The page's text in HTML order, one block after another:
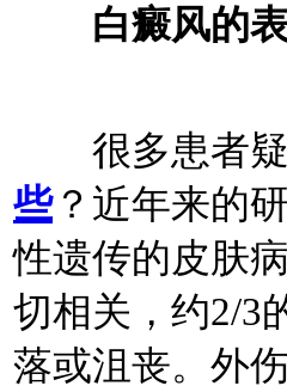
白癜风的表
很多患者疑
些？ 近年来的
性遗传的皮肤
切相关，约2/3
落或沮丧。外